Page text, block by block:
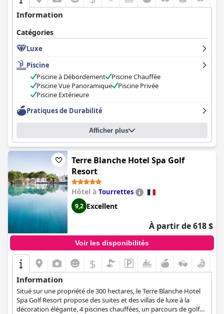
Information
Catégories
Luxe
Piscine
Piscine à Débordement
Piscine Chauffée
Piscine Vue Panoramique
Piscine Privée
Piscine Extérieure
Pratiques de Durabilité
Afficher plus
Terre Blanche Hotel Spa Golf
Resort
Hôtel à Tourrettes
9,2 Excellent
À partir de 618 $
Voir les disponibilités
$
Information
Situé sur une propriété de 300 hectares, le Terre Blanche Hotel
Spa Golf Resort propose des suites et des villas de luxe à la
décoration élégante, 4 piscines chauffées, un parcours de golf